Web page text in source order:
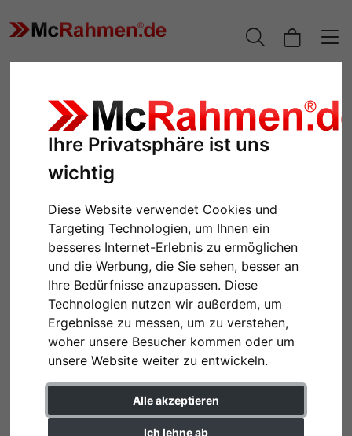
Ihre Privatsphäre ist uns
wichtig
Diese Website verwendet Cookies und
Targeting Technologien, um Ihnen ein
besseres Internet-Erlebnis zu ermöglichen
und die Werbung, die Sie sehen, besser an
Ihre Bedürfnisse anzupassen. Diese
Technologien nutzen wir außerdem, um
Ergebnisse zu messen, um zu verstehen,
woher unsere Besucher kommen oder um
unsere Website weiter zu entwickeln.
Alle akzeptieren
Ich lehne ab
Zurück